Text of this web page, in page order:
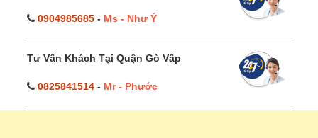
0904985685 - Ms - Như Ý
Tư Vấn Khách Tại Quận Gò Vấp
0825841514 - Mr - Phước